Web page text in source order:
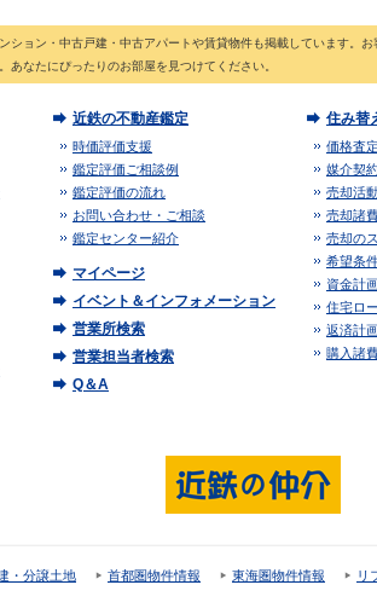
ション・中古戸建・中古アパートや賃貸物件も掲載しています。
なたにぴったりのお部屋を見つけてください。
近鉄の不動産鑑定
時価評価支援
鑑定評価ご相談例
鑑定評価の流れ
お問い合わせ・ご相談
鑑定センター紹介
マイページ
イベント＆インフォメーション
営業所検索
営業担当者検索
Q＆A
住み替
価格査定
媒介契
売却活
売却諸
売却の
希望条
資金計
住宅ロ
返済計
購入諸
・分譲土地 首都圏物件情報 東海圏物件情報 リ